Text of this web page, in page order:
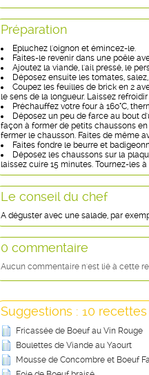
Préparation
Epluchez l'oignon et émincez-le.
Faites-le revenir dans une poêle
Ajoutez la viande, l'ail pressé, le
Déposez ensuite les tomates,
Coupez les feuilles de brick en 2
le sens de la longueur. Laissez
Préchauffez votre four à 160°C,
Déposez un peu de farce au bout
façon à former de petits chaussons
fermer le chausson. Faites de même
Faites fondre le beurre et
Déposez les chaussons sur la
laissez cuire 15 minutes. Tournez-les
Le conseil du chef
A déguster avec une salade, par
0 commentaire
Aucun commentaire n'est lié à cette
Suggestions : 10
Fricassée de Boeuf au Vin Rouge
Boulettes de Viande au Yaourt
Mousse de Concombre et Boeuf